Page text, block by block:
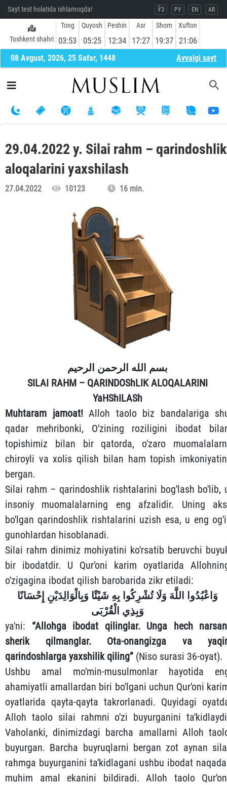
Sayt test holatida ishlamoqda! ЎЗ РУ EN AR
Toshkent shahri
Tong
03:53
Quyosh
05:25
Peshin
12:34
Asr
17:27
Shom
19:37
Xufton
21:06
08 Avgust, 2026, 25 Safar, 1448 Avvalgi sayt
29.04.2022 y. Silai rahm – qarindoshlik
aloqalarini yaxshilash
27.04.2022 10123 16 min.
بسم الله الرحمن الرحيم
SILAI RAHM – QARINDOShLIK ALOQALARINI
YaHShILASh
Muhtaram jamoat! Alloh taolo biz bandalariga
qadar mehribonki, O'zining roziligini ibodat
topishimiz bilan bir qatorda, o'zaro
chiroyli va xolis qilish bilan ham topish
bergan.
Silai rahm – qarindoshlik rishtalarini bog'lash bo'lib,
insoniy muomalalarning eng afzalidir. Uning
bo'lgan qarindoshlik rishtalarini uzish esa, u eng
gunohlardan hisoblanadi.
Silai rahm dinimiz mohiyatini ko'rsatib beruvchi
bir ibodatdir. U Qur'oni karim oyatlarida
o'zigagina ibodat qilish barobarida zikr etiladi:
وَاعْبُدُوا اللَّهَ وَلَا تُشْرِكُوا بِهِ شَيْئًا وَبِالْوَالِدَيْنِ إِحْسَانًا
وَبِذِي الْقُرْبَى
ya'ni: “Allohga ibodat qilinglar. Unga hech
sherik qilmanglar. Ota-onangizga va
qarindoshlarga yaxshilik qiling” (Niso surasi 36-oyat).
Ushbu amal mo'min-musulmonlar hayotida
ahamiyatli amallardan biri bo'lgani uchun Qur'oni
oyatlarida qayta-qayta takrorlanadi. Quyidagi
Alloh taolo silai rahmni o'zi buyurganini
Vaholanki, dinimizdagi barcha amallarni Alloh
buyurgan. Barcha buyruqlarni bergan zot aynan
rahmga buyurganini ta'kidlagani ushbu ibodat
muhim amal ekanini bildiradi. Alloh taolo